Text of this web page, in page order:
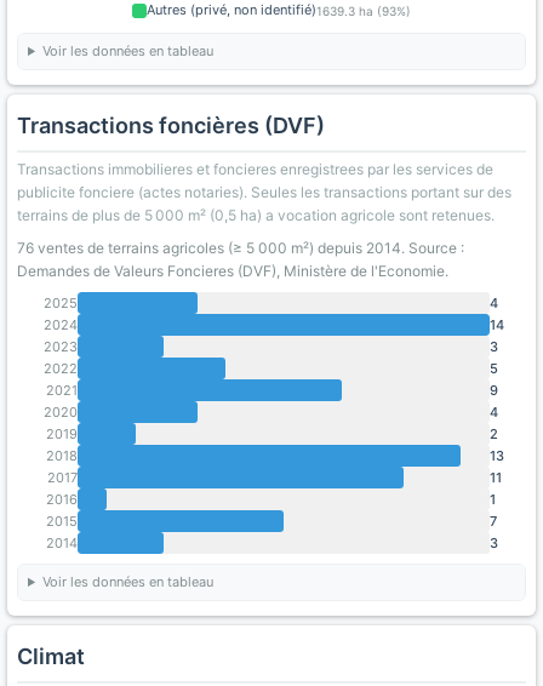
Autres (privé, non identifié)1639.3 ha (93%)
Voir les données en tableau
Transactions foncières (DVF)
Transactions immobilieres et foncieres enregistrees par les services de
publicite fonciere (actes notaries). Seules les transactions portant sur des
terrains de plus de 5 000 m² (0,5 ha) a vocation agricole sont retenues.
76 ventes de terrains agricoles (≥ 5 000 m²) depuis 2014. Source :
Demandes de Valeurs Foncieres (DVF), Ministère de l'Economie.
2025
4
2024
14
2023
3
2022
5
2021
9
2020
4
2019
2
2018
13
2017
11
2016
1
2015
7
2014
3
Voir les données en tableau
Climat